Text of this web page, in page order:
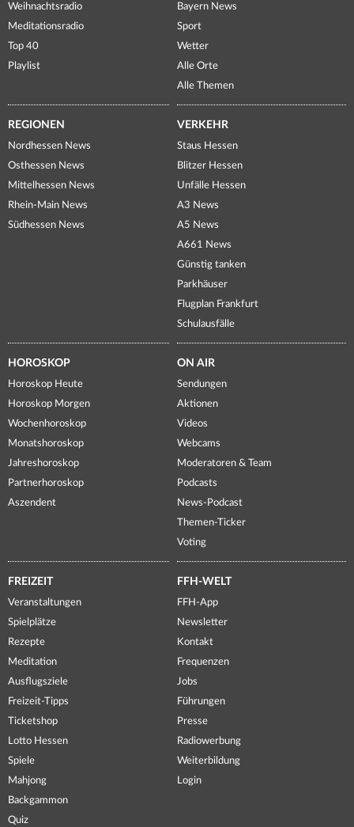
Weihnachtsradio
Meditationsradio
Top 40
Playlist
Bayern News
Sport
Wetter
Alle Orte
Alle Themen
REGIONEN
Nordhessen News
Osthessen News
Mittelhessen News
Rhein-Main News
Südhessen News
VERKEHR
Staus Hessen
Blitzer Hessen
Unfälle Hessen
A3 News
A5 News
A661 News
Günstig tanken
Parkhäuser
Flugplan Frankfurt
Schulausfälle
HOROSKOP
Horoskop Heute
Horoskop Morgen
Wochenhoroskop
Monatshoroskop
Jahreshoroskop
Partnerhoroskop
Aszendent
ON AIR
Sendungen
Aktionen
Videos
Webcams
Moderatoren & Team
Podcasts
News-Podcast
Themen-Ticker
Voting
FREIZEIT
Veranstaltungen
Spielplätze
Rezepte
Meditation
Ausflugsziele
Freizeit-Tipps
Ticketshop
Lotto Hessen
Spiele
Mahjong
Backgammon
Quiz
FFH-WELT
FFH-App
Newsletter
Kontakt
Frequenzen
Jobs
Führungen
Presse
Radiowerbung
Weiterbildung
Login